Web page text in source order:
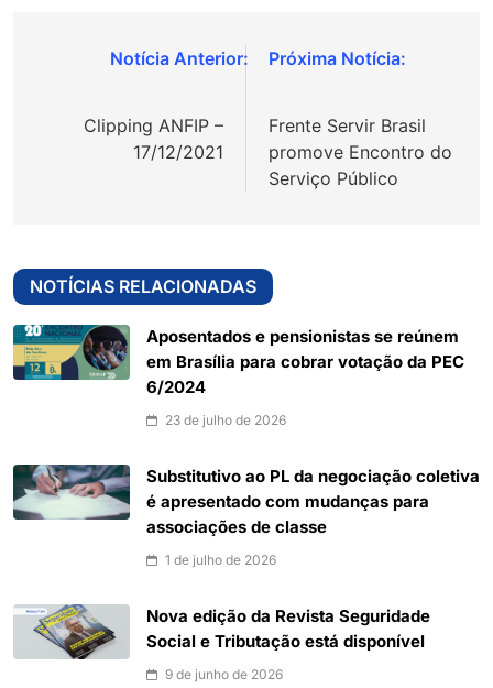
Navegação
Post
Clipping ANFIP –
17/12/2021
Frente Servir Brasil
promove Encontro do
Serviço Público
NOTÍCIAS RELACIONADAS
Aposentados e pensionistas se reúnem
em Brasília para cobrar votação da PEC
6/2024
23 de julho de 2026
Substitutivo ao PL da negociação coletiva
é apresentado com mudanças para
associações de classe
1 de julho de 2026
Nova edição da Revista Seguridade
Social e Tributação está disponível
9 de junho de 2026